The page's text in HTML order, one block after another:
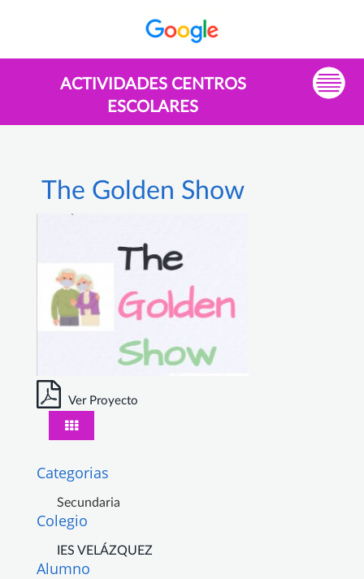
ACTIVIDADES CENTROS
ESCOLARES
The Golden Show
Ver Proyecto
Categorias
Secundaria
Colegio
IES VELÁZQUEZ
Alumno